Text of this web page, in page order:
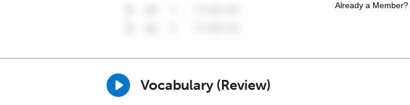
Already a Member?
Vocabulary (Review)